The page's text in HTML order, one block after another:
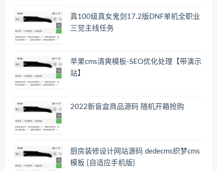
真100级真女鬼剑17.2版DNF单机全职业
三觉主线任务
苹果cms清爽模板-SEO优化处理【带演示
站】
2022新盲盒商品源码 随机开箱抢购
厨房装修设计网站源码 dedecms织梦cms
模板 [自适应手机版]